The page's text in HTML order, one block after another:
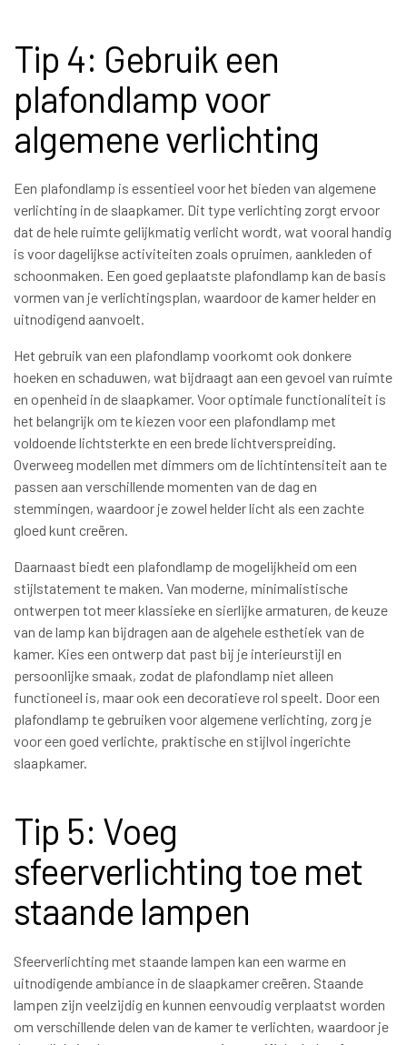
Tip 4: Gebruik een
plafondlamp voor
algemene verlichting
Een plafondlamp is essentieel voor het bieden van algemene
verlichting in de slaapkamer. Dit type verlichting zorgt ervoor
dat de hele ruimte gelijkmatig verlicht wordt, wat vooral handig
is voor dagelijkse activiteiten zoals opruimen, aankleden of
schoonmaken. Een goed geplaatste plafondlamp kan de basis
vormen van je verlichtingsplan, waardoor de kamer helder en
uitnodigend aanvoelt.
Het gebruik van een plafondlamp voorkomt ook donkere
hoeken en schaduwen, wat bijdraagt aan een gevoel van ruimte
en openheid in de slaapkamer. Voor optimale functionaliteit is
het belangrijk om te kiezen voor een plafondlamp met
voldoende lichtsterkte en een brede lichtverspreiding.
Overweeg modellen met dimmers om de lichtintensiteit aan te
passen aan verschillende momenten van de dag en
stemmingen, waardoor je zowel helder licht als een zachte
gloed kunt creëren.
Daarnaast biedt een plafondlamp de mogelijkheid om een
stijlstatement te maken. Van moderne, minimalistische
ontwerpen tot meer klassieke en sierlijke armaturen, de keuze
van de lamp kan bijdragen aan de algehele esthetiek van de
kamer. Kies een ontwerp dat past bij je interieurstijl en
persoonlijke smaak, zodat de plafondlamp niet alleen
functioneel is, maar ook een decoratieve rol speelt. Door een
plafondlamp te gebruiken voor algemene verlichting, zorg je
voor een goed verlichte, praktische en stijlvol ingerichte
slaapkamer.
Tip 5: Voeg
sfeerverlichting toe met
staande lampen
Sfeerverlichting met staande lampen kan een warme en
uitnodigende ambiance in de slaapkamer creëren. Staande
lampen zijn veelzijdig en kunnen eenvoudig verplaatst worden
om verschillende delen van de kamer te verlichten, waardoor je